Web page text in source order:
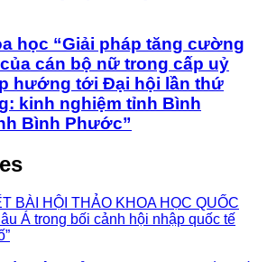
học “Giải pháp tăng cường
cán bộ nữ trong cấp uỷ
hướng tới Đại hội lần thứ
kinh nghiệm tỉnh Bình
Bình Phước”